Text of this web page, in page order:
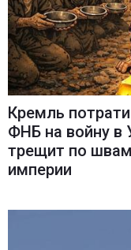
Кремль
ФНБ на войну в
трещит по швам
империи